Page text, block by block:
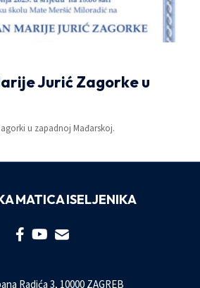
Jurić Zagorke u
u zapadnoj Mađarskoj.
MATICA ISELJENIKA
Radića 3, 10000 ZAGREB